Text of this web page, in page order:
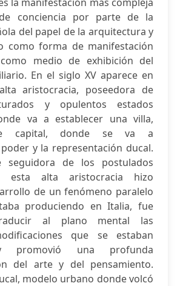
conciencia por parte de la
del papel de la arquitectura y
como forma de manifestación
medio de exhibición del
En el siglo XV aparece en
aristocracia, poseedora de
y opulentos estados
va a establecer una villa,
capital, donde se va a
y la representación ducal.
seguidora de los postulados
esta alta aristocracia hizo
de un fenómeno paralelo
produciendo en Italia, fue
al plano mental las
que se estaban
promovió una profunda
del arte y del pensamiento.
modelo urbano donde volcó